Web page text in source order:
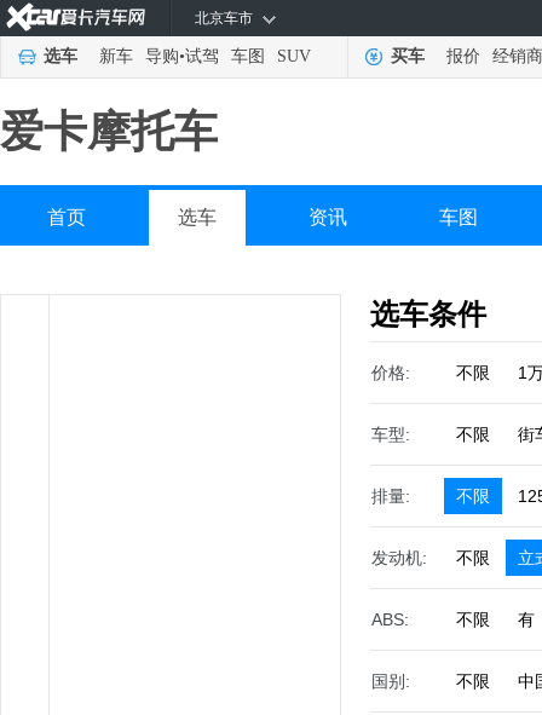
北京车市
选车 新车 导购•试驾 车图 SUV 买车 报价 经销商
爱卡摩托车
首页 选车 资讯 车图
选车条件
价格: 不限 1
车型: 不限 街
排量: 不限
发动机: 不限 立
ABS: 不限 有
国别: 不限 中